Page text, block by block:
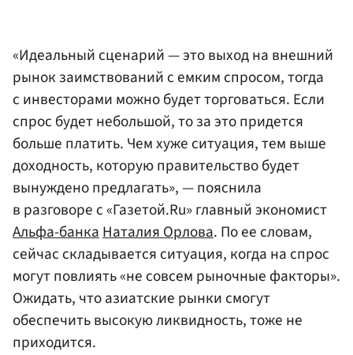
«Идеальный сценарий — это выход на внешний
рынок заимствований с емким спросом, тогда
с инвесторами можно будет торговаться. Если
спрос будет небольшой, то за это придется
больше платить. Чем хуже ситуация, тем выше
доходность, которую правительство будет
вынуждено предлагать», — пояснила
в разговоре с «Газетой.Ru» главный экономист
Альфа-банкаНаталия Орлова. По ее словам,
сейчас складывается ситуация, когда на спрос
могут повлиять «не совсем рыночные факторы».
Ожидать, что азиатские рынки смогут
обеспечить высокую ликвидность, тоже не
приходится.